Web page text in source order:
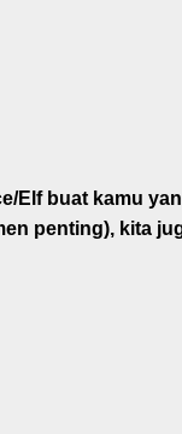
Elfbuat kamu
penting), kita